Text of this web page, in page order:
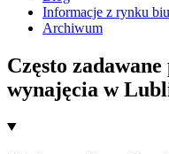
Informacje z rynku
Archiwum
Często
wynajęcia w